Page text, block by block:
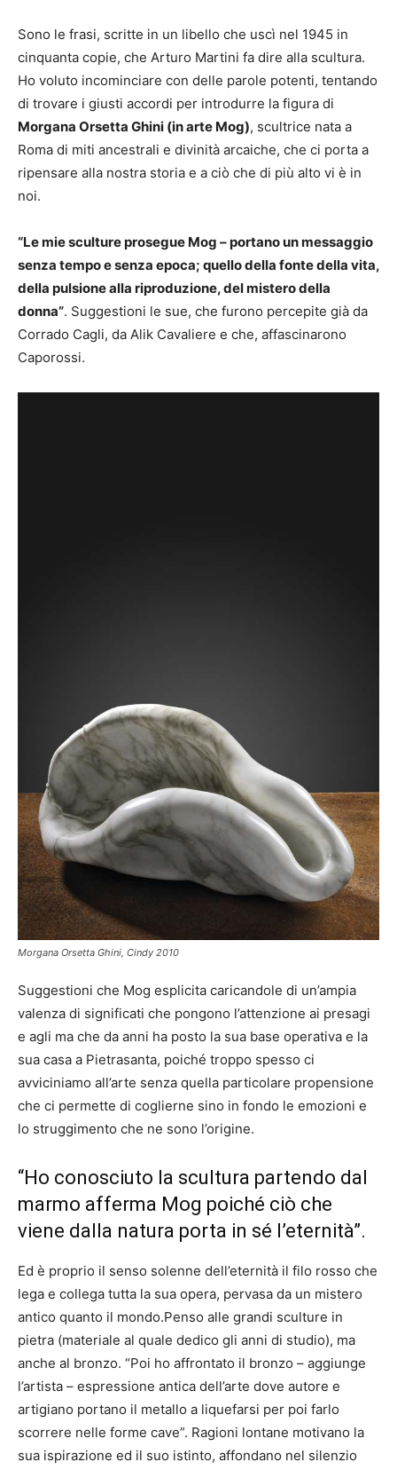
Sono le frasi, scritte in un libello che uscì nel 1945 in
cinquanta copie, che Arturo Martini fa dire alla scultura.
Ho voluto incominciare con delle parole potenti, tentando
di trovare i giusti accordi per introdurre la figura di
Morgana Orsetta Ghini (in arte Mog), scultrice nata a
Roma di miti ancestrali e divinità arcaiche, che ci porta a
ripensare alla nostra storia e a ciò che di più alto vi è in
noi.
“Le mie sculture prosegue Mog – portano un messaggio
senza tempo e senza epoca; quello della fonte della vita,
della pulsione alla riproduzione, del mistero della
donna”. Suggestioni le sue, che furono percepite già da
Corrado Cagli, da Alik Cavaliere e che, affascinarono
Caporossi.
Morgana Orsetta Ghini, Cindy 2010
Suggestioni che Mog esplicita caricandole di un’ampia
valenza di significati che pongono l’attenzione ai presagi
e agli ma che da anni ha posto la sua base operativa e la
sua casa a Pietrasanta, poiché troppo spesso ci
avviciniamo all’arte senza quella particolare propensione
che ci permette di coglierne sino in fondo le emozioni e
lo struggimento che ne sono l’origine.
“Ho conosciuto la scultura partendo dal
marmo afferma Mog poiché ciò che
viene dalla natura porta in sé l’eternità”.
Ed è proprio il senso solenne dell’eternità il filo rosso che
lega e collega tutta la sua opera, pervasa da un mistero
antico quanto il mondo.Penso alle grandi sculture in
pietra (materiale al quale dedico gli anni di studio), ma
anche al bronzo. “Poi ho affrontato il bronzo – aggiunge
l’artista – espressione antica dell’arte dove autore e
artigiano portano il metallo a liquefarsi per poi farlo
scorrere nelle forme cave”. Ragioni lontane motivano la
sua ispirazione ed il suo istinto, affondano nel silenzio